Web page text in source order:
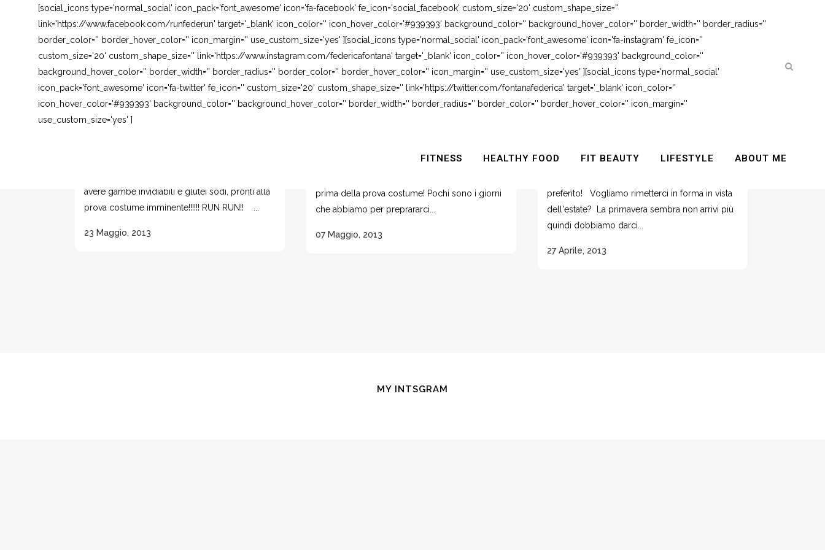
[social_icons type='normal_social' icon_pack='font_awesome' icon='fa-facebook' fe_icon='social_facebook' custom_size='20' custom_shape_size=''
link='https://www.facebook.com/runfederun' target='_blank' icon_color='' icon_hover_color='#939393' background_color='' background_hover_color='' border_width='' border_radius=''
border_color='' border_hover_color='' icon_margin='' use_custom_size='yes' ][social_icons type='normal_social' icon_pack='font_awesome' icon='fa-instagram' fe_icon=''
custom_size='20' custom_shape_size='' link='https://www.instagram.com/federicafontana' target='_blank' icon_color='' icon_hover_color='#939393' background_color=''
background_hover_color='' border_width='' border_radius='' border_color='' border_hover_color='' icon_margin='' use_custom_size='yes' ][social_icons type='normal_social'
icon_pack='font_awesome' icon='fa-twitter' fe_icon='' custom_size='20' custom_shape_size='' link='https://twitter.com/fontanafederica' target='_blank' icon_color=''
icon_hover_color='#939393' background_color='' background_hover_color='' border_width='' border_radius='' border_color='' border_hover_color='' icon_margin=''
use_custom_size='yes' ]
FITNESS HEALTHY FOOD FIT BEAUTY LIFESTYLE ABOUT ME
avere gambe invidiabili e glutei sodi, pronti alla
prova costume imminente!!!!!! RUN RUN!! ...
23 Maggio, 2013
Qualcuno è già andato al mare?.. L'estate si fa
prima della prova costume! Pochi sono i giorni
che abbiamo per preprararci...
07 Maggio, 2013
Ormai lo avete capito.. l'attrezzo del quale non
preferito! Vogliamo rimetterci in forma in vista
dell'estate? La primavera sembra non arrivi più
quindi dobbiamo darci...
27 Aprile, 2013
MY INTSGRAM